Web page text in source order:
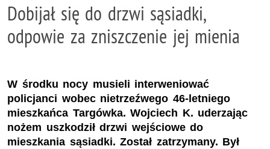
Dobijał się do drzwi sąsiadki,
odpowie za zniszczenie jej mienia
W środku nocy musieli interweniować
policjanci wobec nietrzeźwego 46-letniego
mieszkańca Targówka. Wojciech K. uderzając
nożem uszkodził drzwi wejściowe do
mieszkania sąsiadki. Został zatrzymany. Był